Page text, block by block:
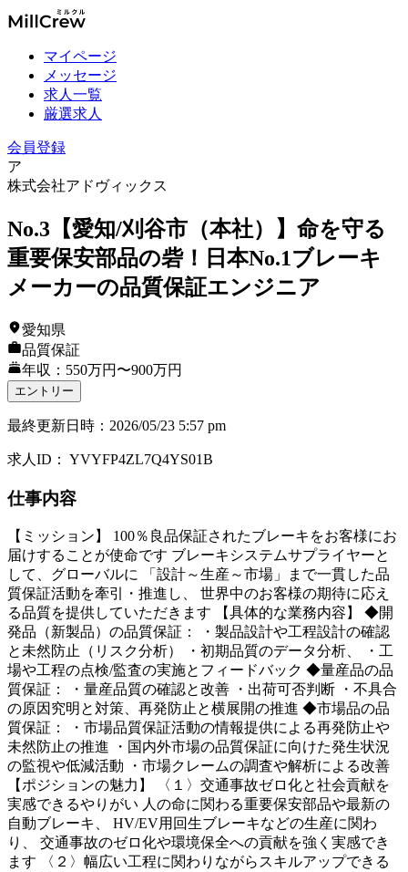
マイページ
メッセージ
求人一覧
厳選求人
会員登録
ア
株式会社アドヴィックス
No.3【愛知/刈谷市（本社）】命を守る
重要保安部品の砦！日本No.1ブレーキ
メーカーの品質保証エンジニア
愛知県
品質保証
年収：550万円〜900万円
エントリー
最終更新日時 ： 2026/05/23 5:57 pm
求人ID ： YVYFP4ZL7Q4YS01B
仕事内容
【ミッション】 100％良品保証されたブレーキをお客様にお
届けすることが使命です ブレーキシステムサプライヤーと
して、グローバルに 「設計～生産～市場」まで一貫した品
質保証活動を牽引・推進し、 世界中のお客様の期待に応え
る品質を提供していただきます 【具体的な業務内容】 ◆開
発品（新製品）の品質保証： ・製品設計や工程設計の確認
と未然防止（リスク分析） ・初期品質のデータ分析、 ・工
場や工程の点検/監査の実施とフィードバック ◆量産品の品
質保証： ・量産品質の確認と改善 ・出荷可否判断 ・不具合
の原因究明と対策、再発防止と横展開の推進 ◆市場品の品
質保証： ・市場品質保証活動の情報提供による再発防止や
未然防止の推進 ・国内外市場の品質保証に向けた発生状況
の監視や低減活動 ・市場クレームの調査や解析による改善
【ポジションの魅力】 〈１〉交通事故ゼロ化と社会貢献を
実感できるやりがい 人の命に関わる重要保安部品や最新の
自動ブレーキ、 HV/EV用回生ブレーキなどの生産に関わ
り、 交通事故のゼロ化や環境保全への貢献を強く実感でき
ます 〈２〉幅広い工程に関わりながらスキルアップできる